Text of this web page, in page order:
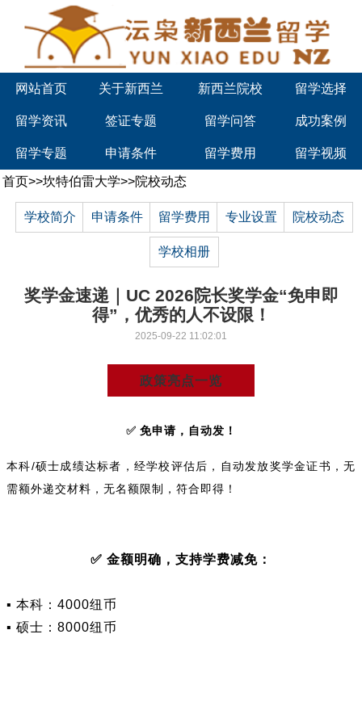
网站首页 关于新西兰 新西兰院校 留学选择
留学资讯 签证专题 留学问答 成功案例
留学专题 申请条件 留学费用 留学视频
首页>>坎特伯雷大学>>院校动态
学校简介 申请条件 留学费用 专业设置 院校动态
学校相册
奖学金速递｜UC 2026院长奖学金“免申即
得”，优秀的人不设限！
2025-09-22 11:02:01
政策亮点一览
✅ 免申请，自动发！
本科/硕士成绩达标者，经学校评估后， 自动发放奖学金证书 ，无
需额外递交材料，无名额限制，符合即得！
✅ 金额明确，支持学费减免：
▪️ 本科：4000纽币
▪️ 硕士：8000纽币